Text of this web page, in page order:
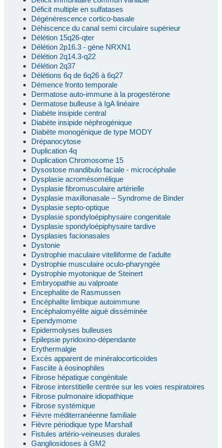
Déficit multiple en sulfatases
Dégénérescence cortico-basale
Déhiscence du canal semi circulaire supérieur
Délétion 15q26-qter
Délétion 2p16.3 - gène NRXN1
Délétion 2q14.3-q22
Délétion 2q37
Délétions 6q de 6q26 à 6q27
Démence fronto temporale
Dermatose auto-immune à la progestérone
Dermatose bulleuse à IgA linéaire
Diabète insipide central
Diabète insipide néphrogénique
Diabète monogénique de type MODY
Drépanocytose
Duplication 4q
Duplication Chromosome 15
Dysostose mandibulo faciale - microcéphalie
Dysplasie acromésomélique
Dysplasie fibromusculaire artérielle
Dysplasie maxillonasale – Syndrome de Binder
Dysplasie septo-optique
Dysplasie spondyloépiphysaire congenitale
Dysplasie spondyloépiphysaire tardive
Dysplasies facionasales
Dystonie
Dystrophie maculaire vitelliforme de l'adulte
Dystrophie musculaire oculo-pharyngée
Dystrophie myotonique de Steinert
Embryopathie au valproate
Encephalite de Rasmussen
Encéphalite limbique autoimmune
Encéphalomyélite aiguë disséminée
Ependymome
Epidermolyses bulleuses
Epilepsie pyridoxino-dépendante
Erythermalgie
Excès apparent de minéralocorticoïdes
Fasciite à éosinophiles
Fibrose hépatique congénitale
Fibrose interstitielle centrée sur les voies respiratoires
Fibrose pulmonaire idiopathique
Fibrose systémique
Fièvre méditerranéenne familiale
Fièvre périodique type Marshall
Fistules artério-veineuses durales
Gangliosidoses à GM2